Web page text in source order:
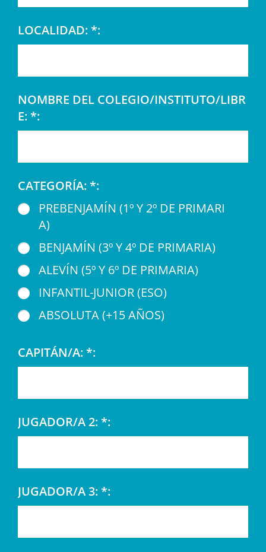
LOCALIDAD: *:
NOMBRE DEL COLEGIO/INSTITUTO/LIBR
E: *:
CATEGORÍA: *:
PREBENJAMÍN (1º Y 2º DE PRIMARI
A)
BENJAMÍN (3º Y 4º DE PRIMARIA)
ALEVÍN (5º Y 6º DE PRIMARIA)
INFANTIL-JUNIOR (ESO)
ABSOLUTA (+15 AÑOS)
CAPITÁN/A: *:
JUGADOR/A 2: *:
JUGADOR/A 3: *: